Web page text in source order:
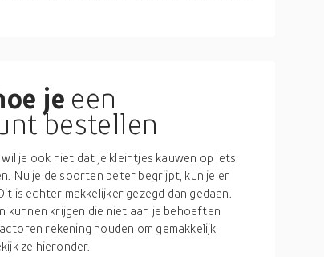
je een
bestellen
je ook niet dat je kleintjes kauwen op iets
Nu je de soorten beter begrijpt, kun je er
is echter makkelijker gezegd dan gedaan.
kunnen krijgen die niet aan je behoeften
rekening houden om gemakkelijk
ze hieronder.